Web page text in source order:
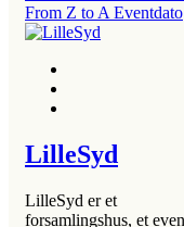
From Z to A Eventdato
LilleSyd
LilleSyd er et
forsamlingshus, et